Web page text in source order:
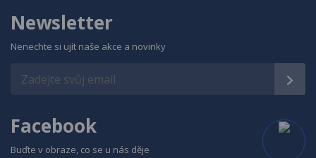
Newsletter
Nenechte si ujít naše akce a novinky
Facebook
Buďte v obraze, co se u nás děje